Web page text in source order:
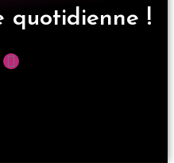
quotidienne !